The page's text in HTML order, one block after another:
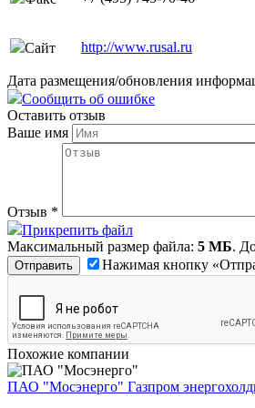
Сайт http://www.rusal.ru
Дата размещения/обновления
Сообщить об ошибке
Оставить отзыв
Ваше имя
Отзыв *
Прикрепить файл
Максимальный размер файла: 5 МБ.
Нажимая кнопку
Похожие компании
ПАО "Мосэнерго" Газпром